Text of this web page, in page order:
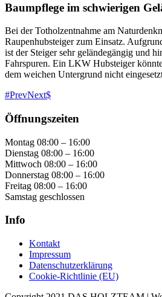
Baumpflege im schwierigen
Bei der Totholzentnahme am
Raupenhubsteiger zum Einsatz.
ist der Steiger sehr geländegängig und
Fahrspuren. Ein LKW Hubsteiger
dem weichen Untergrund nicht
PrevNext
Öffnungszeiten
Montag 08:00 – 16:00
Dienstag 08:00 – 16:00
Mittwoch 08:00 – 16:00
Donnerstag 08:00 – 16:00
Freitag 08:00 – 16:00
Samstag geschlossen
Info
Kontakt
Impressum
Datenschutzerklärung
Cookie-Richtlinie (EU)